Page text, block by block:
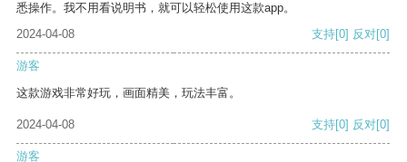
悉操作。我不用看说明书，就可以轻松使用这款app。
2024-04-08
支持[0] 反对[0]
游客
这款游戏非常好玩，画面精美，玩法丰富。
2024-04-08 支持[0] 反对[0]
游客